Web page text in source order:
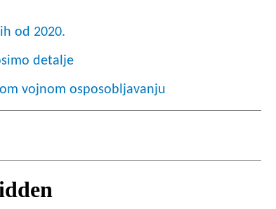
od 2020.
detalje
vojnom osposobljavanju